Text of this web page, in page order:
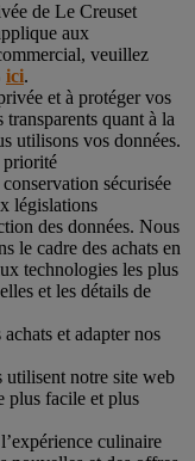
de Le Creuset
aux
veuillez
ici.
et à protéger vos
quant à la
utilisons vos données.
priorité
sécurisée
législations
des données. Nous
le cadre des achats en
technologies les plus
et les détails de
et adapter nos
utilisent notre site web
plus facile et plus
culinaire